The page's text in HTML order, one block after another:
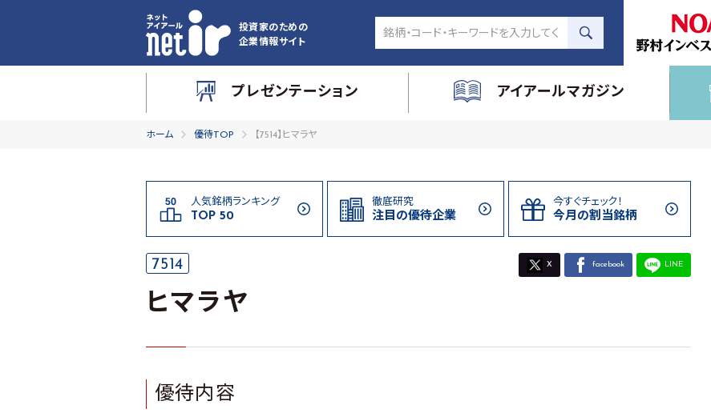
投資家のための
企業情報サイト
プレゼンテーション アイアールマガジン
ホーム 優待TOP 【7514】ヒマラヤ
人気銘柄ランキング
TOP 50
徹底研究
注目の優待企業
今すぐチェック！
今月の割当銘柄
7514 X facebook LINE
ヒマラヤ
優待内容